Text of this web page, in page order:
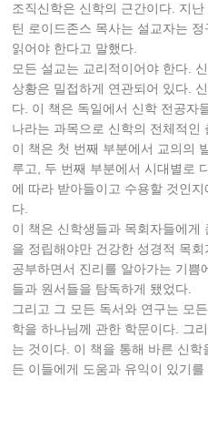
조직신학은 신학의 근간이다. 지
틴 로이드존스 목사는 설교자는
읽어야 한다고 말했다.
모든 설교는 교리적이어야 한다.
상황은 밀접하게 연관되어 있다.
다. 이 책은 독일에서 신학 전공자
나라는 과목으로 신학의 전체적인
이 책은 첫 번째 부분에서 교의의
루고, 두 번째 부분에서 시대별로
에 따라 받아들이고 수용할 것인
다.
이 책은 신학생들과 목회자들에
을 정립해야만 건강한 성경적 목
공부하면서 진리를 알아가는 기쁨
들과 원서들을 탐독하게 됐었다.
그리고 그 모든 독서와 연구는 모
학을 하나님께 관한 학문이다. 그
는 것이다. 이 책을 통해 바른 신
든 이들에게 도움과 유익이 있기를